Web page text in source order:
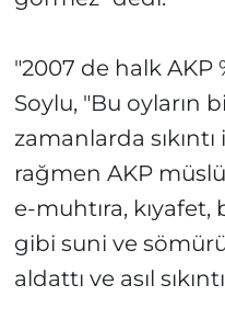
"2007 de halk AKP
Soylu, "Bu oyların
zamanlarda
rağmen AKP
e-muhtıra, kıyafet,
gibi suni ve
aldattı ve asıl